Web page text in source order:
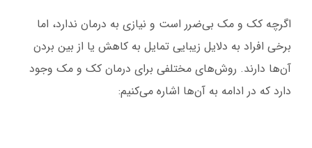
اگرچه کک و مک بی‌ضرر است و نیازی به درمان ندارد، اما
برخی افراد به دلایل زیبایی تمایل به کاهش یا از بین بردن
آن‌ها دارند. روش‌های مختلفی برای درمان کک و مک وجود
دارد که در ادامه به آن‌ها اشاره می‌کنیم: